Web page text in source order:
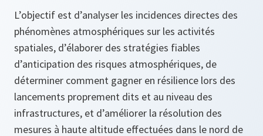
L’objectif est d’analyser les incidences directes des
phénomènes atmosphériques sur les activités
spatiales, d’élaborer des stratégies fiables
d’anticipation des risques atmosphériques, de
déterminer comment gagner en résilience lors des
lancements proprement dits et au niveau des
infrastructures, et d’améliorer la résolution des
mesures à haute altitude effectuées dans le nord de